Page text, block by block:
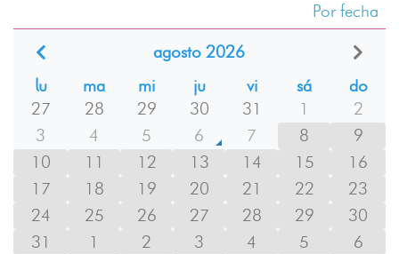
Por fecha
agosto 2026
lu
ma mi ju vi sá
do
27
28 29 30 31 1
2
3
4 5 6 7 8
9
10
11 12 13 14 15
16
17
18 19 20 21 22
23
24
25 26 27 28 29
30
31
1 2 3 4 5 6